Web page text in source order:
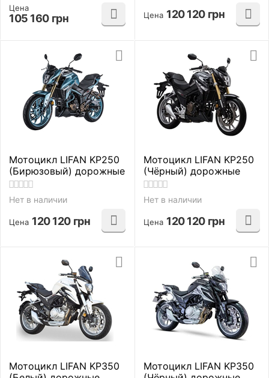
Цена
105 160 грн Цена 120 120 грн
Мотоцикл LIFAN KP250
(Бирюзовый) дорожные
Нет в наличии
Цена 120 120 грн
Мотоцикл LIFAN KP250
(Чёрный) дорожные
Нет в наличии
Цена 120 120 грн
Мотоцикл LIFAN KP350
Мотоцикл LIFAN KP350